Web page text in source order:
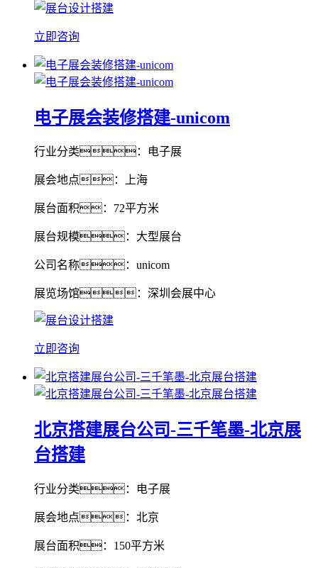
立即咨询
电子展会装修搭建-unicom
行业分类：电子展
展会地点：上海
展台面积：72平方米
展台规模：大型展台
公司名称：unicom
展览场馆：深圳会展中心
立即咨询
北京搭建展台公司-三千笔墨-北京展
台搭建
行业分类：电子展
展会地点：北京
展台面积：150平方米